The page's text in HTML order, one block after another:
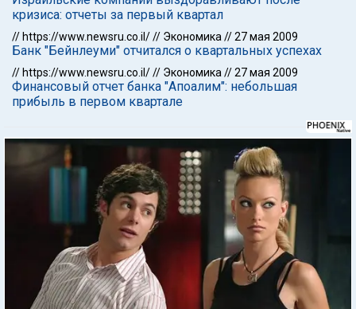
кризиса: отчеты за первый квартал
// https://www.newsru.co.il/// Экономика //27 мая 2009
Банк "Бейнлеуми" отчитался о квартальных успехах
// https://www.newsru.co.il/// Экономика //27 мая 2009
Финансовый отчет банка "Апоалим": небольшая
прибыль в первом квартале